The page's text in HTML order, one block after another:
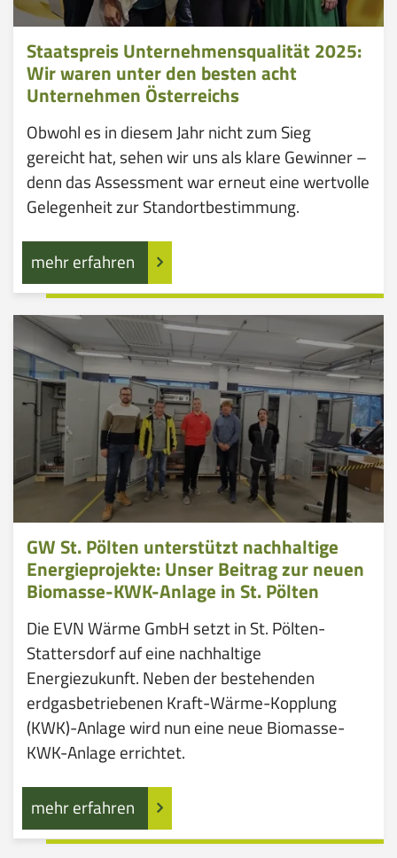
Staatspreis Unternehmensqualität 2025:
Wir waren unter den besten acht
Unternehmen Österreichs
Obwohl es in diesem Jahr nicht zum Sieg
gereicht hat, sehen wir uns als klare Gewinner –
denn das Assessment war erneut eine wertvolle
Gelegenheit zur Standortbestimmung.
mehr erfahren
GW St. Pölten unterstützt nachhaltige
Energieprojekte: Unser Beitrag zur neuen
Biomasse-KWK-Anlage in St. Pölten
Die EVN Wärme GmbH setzt in St. Pölten-
Stattersdorf auf eine nachhaltige
Energiezukunft. Neben der bestehenden
erdgasbetriebenen Kraft-Wärme-Kopplung
(KWK)-Anlage wird nun eine neue Biomasse-
KWK-Anlage errichtet.
mehr erfahren